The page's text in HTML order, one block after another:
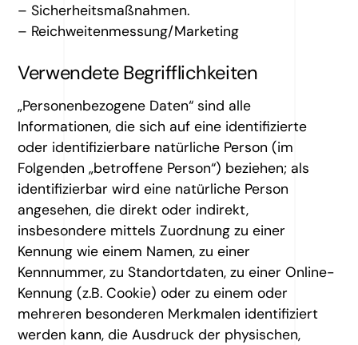
– Sicherheitsmaßnahmen.
– Reichweitenmessung/Marketing
Verwendete Begrifflichkeiten
„Personenbezogene Daten“ sind alle
Informationen, die sich auf eine identifizierte
oder identifizierbare natürliche Person (im
Folgenden „betroffene Person“) beziehen; als
identifizierbar wird eine natürliche Person
angesehen, die direkt oder indirekt,
insbesondere mittels Zuordnung zu einer
Kennung wie einem Namen, zu einer
Kennnummer, zu Standortdaten, zu einer Online-
Kennung (z.B. Cookie) oder zu einem oder
mehreren besonderen Merkmalen identifiziert
werden kann, die Ausdruck der physischen,